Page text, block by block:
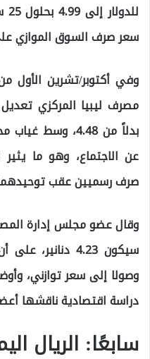
سعر صرف السوق الموازي على 5.22
وفي أكتوبر/تشرين الأول
بدلاً من 4.48،
عن الاجتماع، وهو ما
صرف رسميين عقب توحيدهما في
وقال عضو مجلس إدارة
سيكون 4.23
وصولا إلى سعر توازني،
دراسة اقتصادية ناقشها
سابعًا: الريال